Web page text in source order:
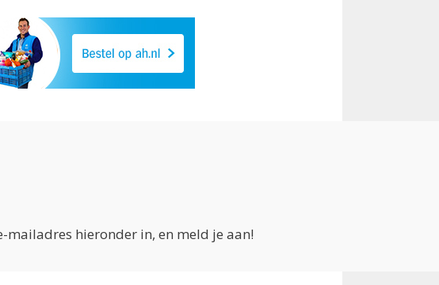
mailadres hieronder in, en meld je aan!